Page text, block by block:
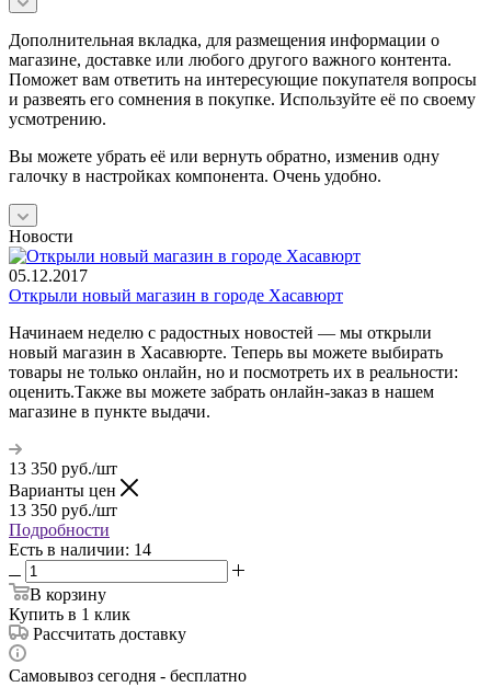
Дополнительная вкладка, для размещения информации о
магазине, доставке или любого другого важного контента.
Поможет вам ответить на интересующие покупателя вопросы
и развеять его сомнения в покупке. Используйте её по своему
усмотрению.
Вы можете убрать её или вернуть обратно, изменив одну
галочку в настройках компонента. Очень удобно.
Новости
05.12.2017
Открыли новый магазин в городе Хасавюрт
Начинаем неделю с радостных новостей — мы открыли
новый магазин в Хасавюрте. Теперь вы можете выбирать
товары не только онлайн, но и посмотреть их в реальности:
оценить.Также вы можете забрать онлайн-заказ в нашем
магазине в пункте выдачи.
13 350 руб./шт
Варианты цен
13 350 руб./шт
Подробности
Есть в наличии: 14
В корзину
Купить в 1 клик
Рассчитать доставку
Самовывоз сегодня - бесплатно